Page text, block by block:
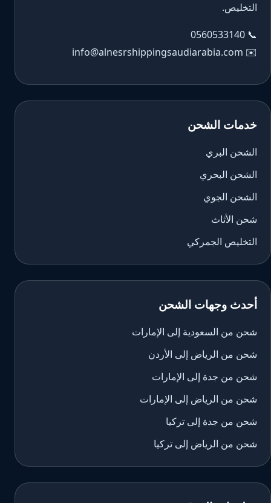
التخليص.
📞
0560533140
✉️
info@alnesrshippingsaudiarabia.com
خدمات الشحن
الشحن البري
الشحن البحري
الشحن الجوي
شحن الأثاث
التخليص الجمركي
أحدث وجهات الشحن
شحن من السعودية إلى الإمارات
شحن من الرياض إلى الأردن
شحن من جدة إلى الإمارات
شحن من الرياض إلى الإمارات
شحن من جدة إلى تركيا
شحن من الرياض إلى تركيا